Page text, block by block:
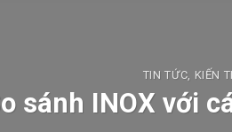
TIN TỨC KIẾN
sánh INOX với